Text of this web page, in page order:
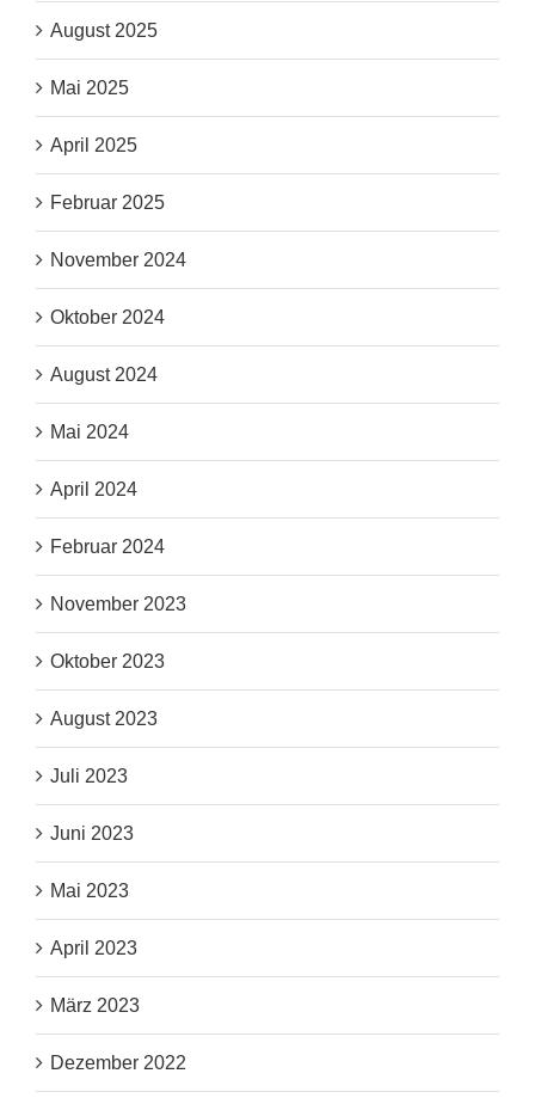
August 2025
Mai 2025
April 2025
Februar 2025
November 2024
Oktober 2024
August 2024
Mai 2024
April 2024
Februar 2024
November 2023
Oktober 2023
August 2023
Juli 2023
Juni 2023
Mai 2023
April 2023
März 2023
Dezember 2022